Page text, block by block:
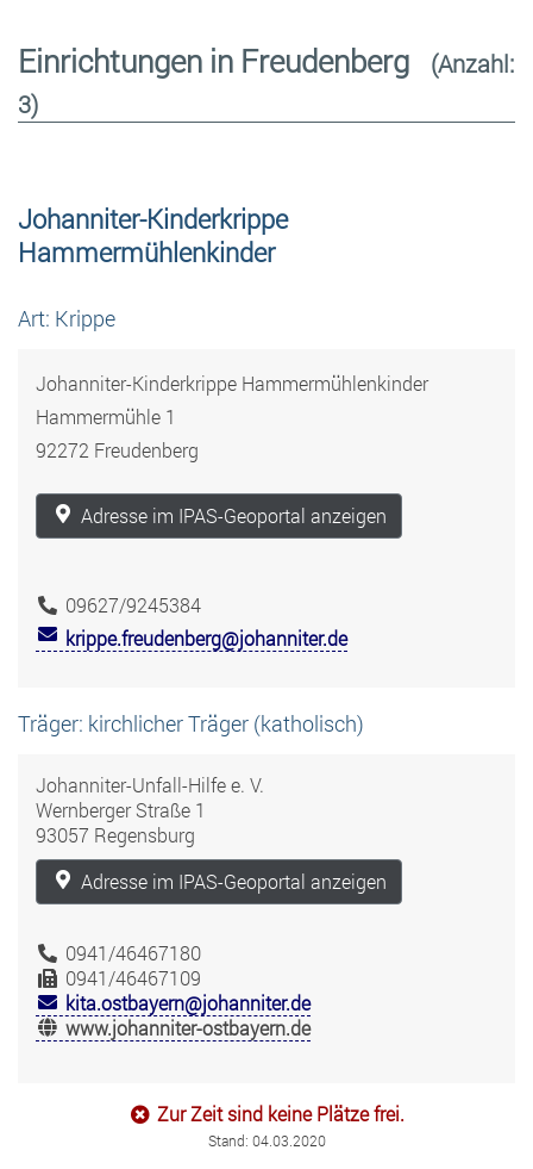
Einrichtungen in Freudenberg
(Anzahl:
3)
Johanniter-Kinderkrippe
Hammermühlenkinder
Art: Krippe
Johanniter-Kinderkrippe Hammermühlenkinder
Hammermühle 1
92272 Freudenberg
Adresse im IPAS-Geoportal anzeigen
09627/9245384
krippe.freudenberg@johanniter.de
Träger: kirchlicher Träger (katholisch)
Johanniter-Unfall-Hilfe e. V.
Wernberger Straße 1
93057 Regensburg
Adresse im IPAS-Geoportal anzeigen
0941/46467180
0941/46467109
kita.ostbayern@johanniter.de
www.johanniter-ostbayern.de
Zur Zeit sind keine Plätze frei.
Stand: 04.03.2020